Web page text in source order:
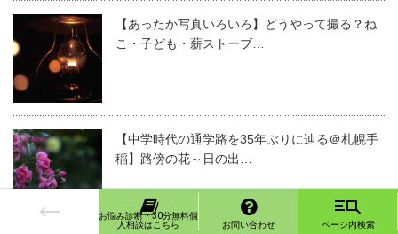
【あったか写真いろいろ】どうやって撮る？ね
こ・子ども・薪ストーブ…
【中学時代の通学路を35年ぶりに辿る＠札幌手
稲】路傍の花～日の出…